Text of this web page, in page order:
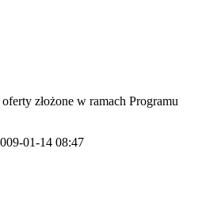
złożone w ramach Programu
01-14 08:47